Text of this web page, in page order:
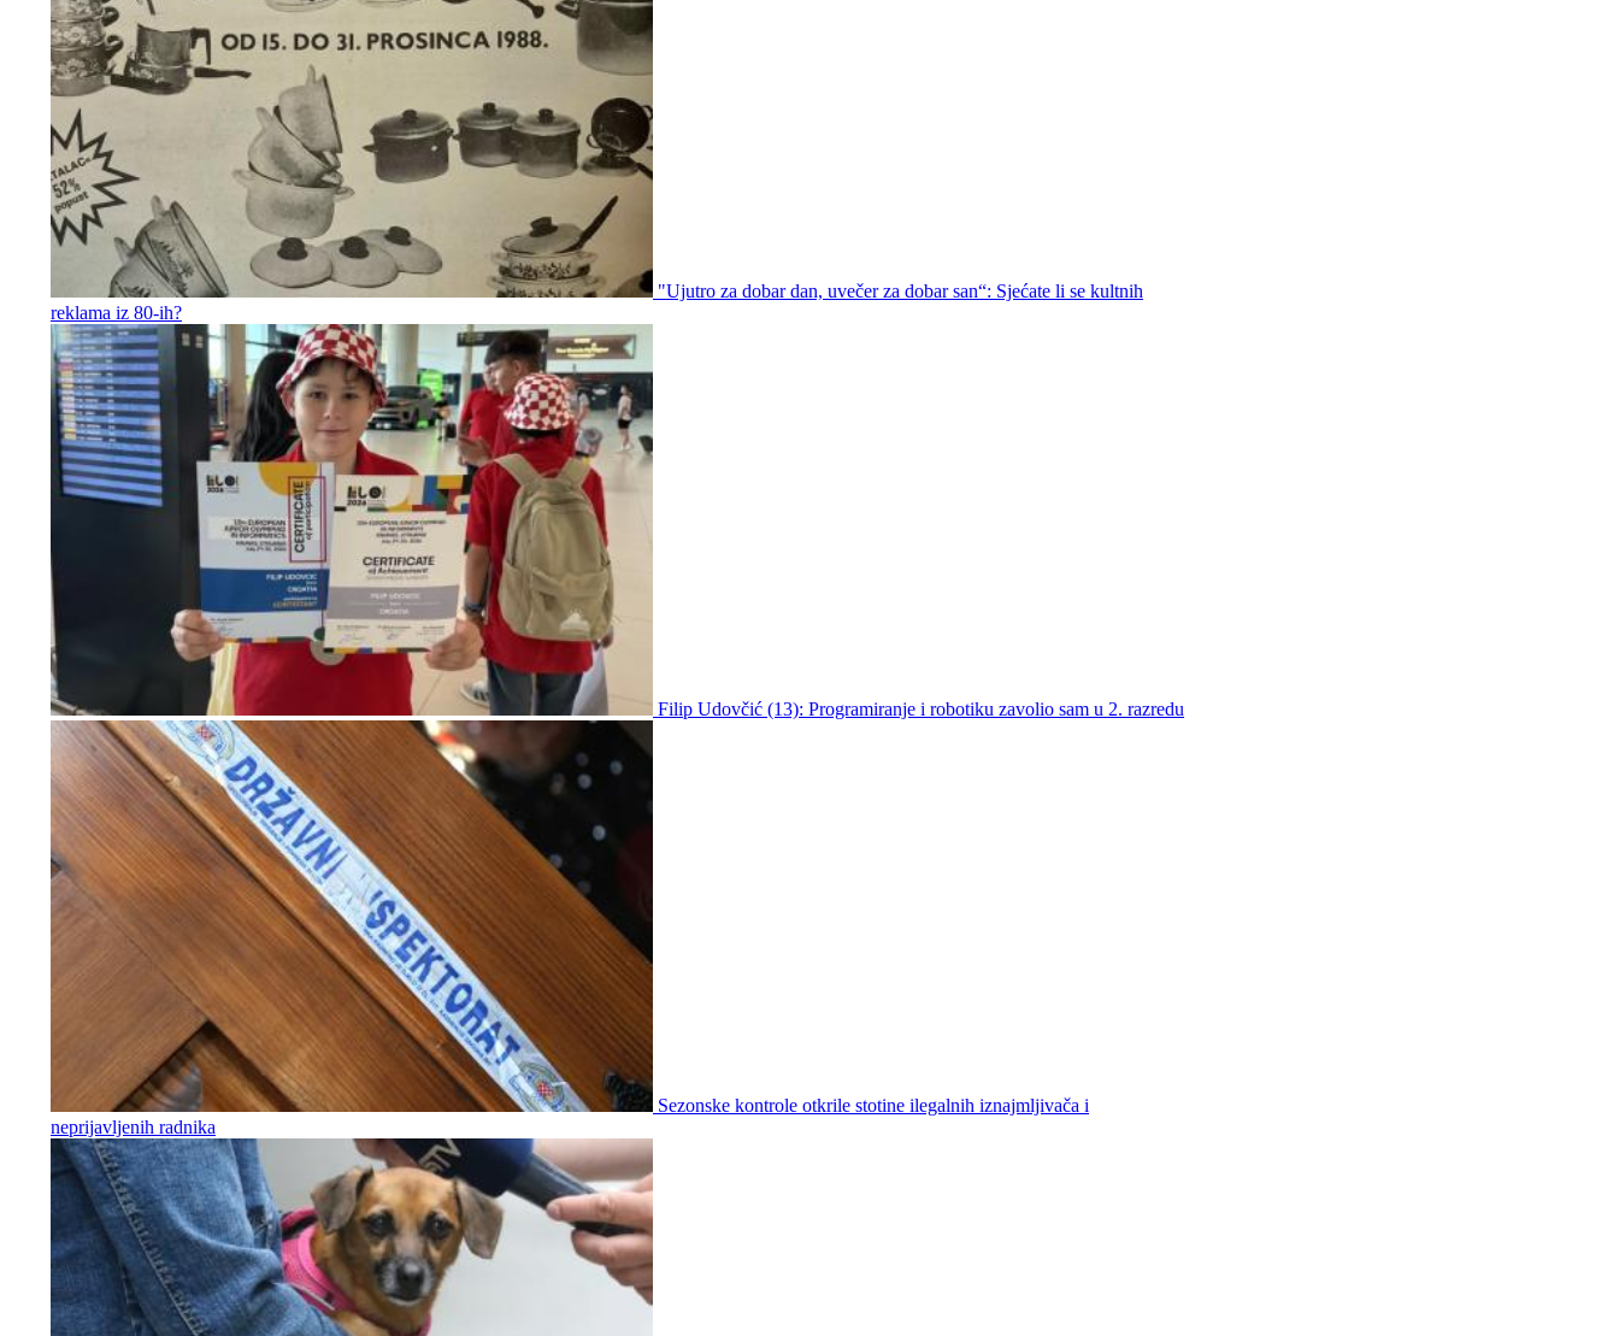
"Ujutro za dobar dan, uvečer za dobar san“: Sjećate li se kultnih
reklama iz 80-ih?
Filip Udovčić (13): Programiranje i robotiku zavolio sam u 2. razredu
Sezonske kontrole otkrile stotine ilegalnih iznajmljivača i
neprijavljenih radnika